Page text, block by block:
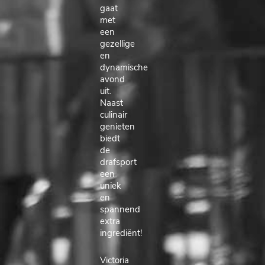
gaat
met
een
gezellige
en
dynamische
avond
uit.
Naast
culinair
genieten
biedt
de
drafsport
een
uniek
en
spannend
extra
ingrediënt!
Victoria